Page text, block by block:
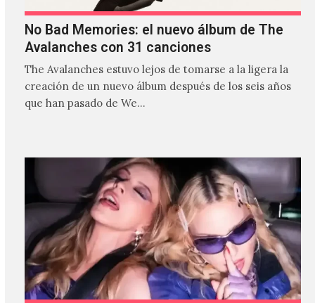
No Bad Memories: el nuevo álbum de The
Avalanches con 31 canciones
The Avalanches estuvo lejos de tomarse a la ligera la
creación de un nuevo álbum después de los seis años
que han pasado de We…